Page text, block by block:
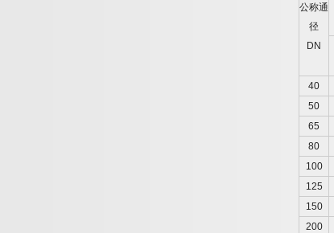
公称通
径
DN
40
50
65
80
100
125
150
200